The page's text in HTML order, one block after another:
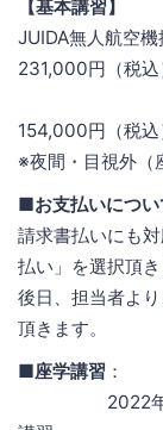
【基本講習】
JUIDA無人航空
231,000円（税込
154,000円（税込
※夜間・目視外（
■お支払いについ
請求書払いにも
払い」を選択頂き
後日、担当者よ
頂きます。
■座学講習 ：
2022年2月